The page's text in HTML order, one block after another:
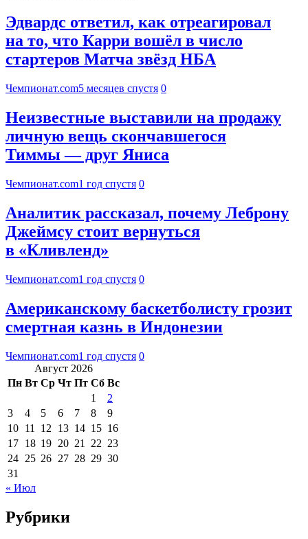
Эдвардс ответил, как отреагировал
на то, что Карри вошёл в число
стартеров Матча звёзд НБА
Чемпионат.com5 месяцев спустя 0
Неизвестные выставили на продажу
личную вещь скончавшегося
Тиммы — друг Яниса
Чемпионат.com1 год спустя 0
Аналитик рассказал, почему Леброну
Джеймсу стоит вернуться
в «Кливленд»
Чемпионат.com1 год спустя 0
Американскому баскетболисту грозит
смертная казнь в Индонезии
Чемпионат.com1 год спустя 0
Август 2026
Пн Вт Ср Чт Пт Сб Вс
1
2
3
4 5 6 7 8
9
10 11 12 13 14 15 16
17 18 19 20 21 22 23
24 25 26 27 28 29 30
31
« Июл
Рубрики